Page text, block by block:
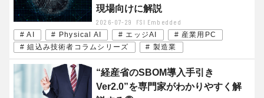
現場向けに解説
2026-07-29
FSI Embedded
# AI
# Physical AI # エッジAI
# 産業用PC
# 組込み技術者コラムシリーズ
# 製造業
“経産省のSBOM導入手引き
Ver2.0”を専門家がわかりやすく解